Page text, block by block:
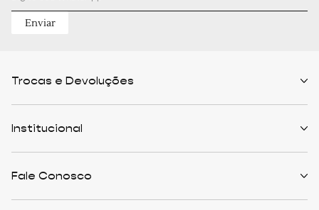
Enviar
Trocas e Devoluções
Formas de Pagamento
Cashback
Institucional
The Outlist
Fale Conosco